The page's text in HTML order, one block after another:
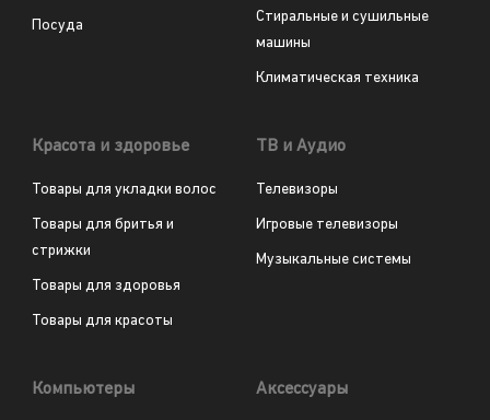
Посуда
Стиральные и сушильные
машины
Климатическая техника
Красота и здоровье
Товары для укладки волос
Товары для бритья и
стрижки
Товары для здоровья
Товары для красоты
ТВ и Аудио
Телевизоры
Игровые телевизоры
Музыкальные системы
Компьютеры Аксессуары